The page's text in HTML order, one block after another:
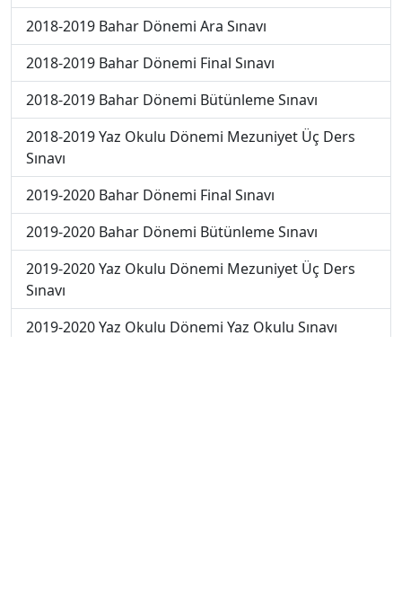
2018-2019 Bahar Dönemi Ara Sınavı
2018-2019 Bahar Dönemi Final Sınavı
2018-2019 Bahar Dönemi Bütünleme Sınavı
2018-2019 Yaz Okulu Dönemi Mezuniyet Üç Ders
Sınavı
2019-2020 Bahar Dönemi Final Sınavı
2019-2020 Bahar Dönemi Bütünleme Sınavı
2019-2020 Yaz Okulu Dönemi Mezuniyet Üç Ders
Sınavı
2019-2020 Yaz Okulu Dönemi Yaz Okulu Sınavı